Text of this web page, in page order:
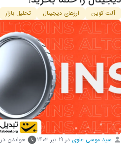
آلت کوین ارزهای دیجیتال تحلیل بازار
سید موسی علوی در ۱۹ تیر ۱۴۰۳ خواندن در ۱ دقیقه